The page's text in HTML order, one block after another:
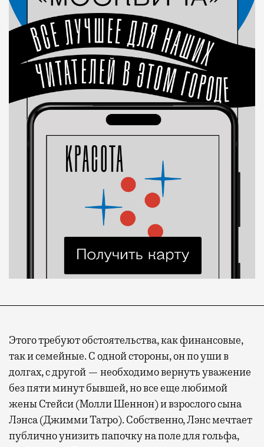
Этого требуют обстоятельства, как финансовые,
так и семейные. С одной стороны, он по уши в
долгах, с другой — необходимо вернуть уважение
без пяти минут бывшей, но все еще любимой
жены Стейси (Молли Шеннон) и взрослого сына
Лэнса (Джимми Татро). Собственно, Лэнс мечтает
публично унизить папочку на поле для гольфа,